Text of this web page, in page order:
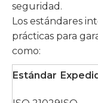
seguridad.
Los estándares
prácticas para
como:
Estándar